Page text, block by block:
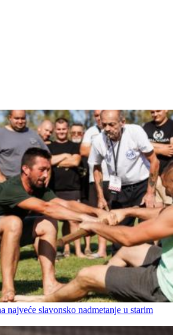
najveće slavonsko nadmetanje u starim